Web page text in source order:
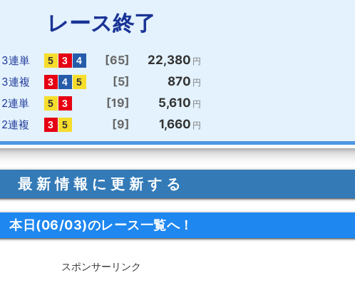
レース終了
3連単 [65] 22,380 円
3連複 [5] 870 円
2連単 [19] 5,610 円
2連複 [9] 1,660 円
最新情報に更新する
本日(06/03)のレース一覧へ！
スポンサーリンク